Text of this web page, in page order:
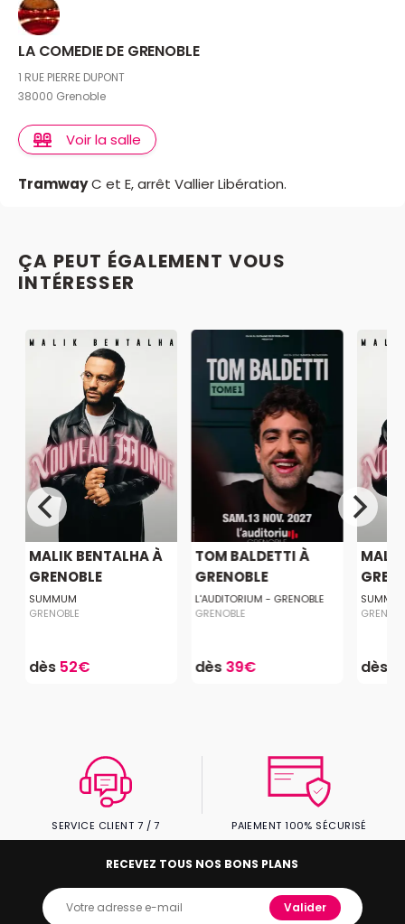
LA COMEDIE DE GRENOBLE
1 RUE PIERRE DUPONT
38000 Grenoble
Voir la salle
TramwayC et E, arrêt Vallier Libération.
ÇA PEUT ÉGALEMENT VOUS
INTÉRESSER
MALIK BENTALHA À
GRENOBLE
SUMMUM
GRENOBLE
dès 52€
TOM BALDETTI À
GRENOBLE
L'AUDITORIUM - GRENOBLE
GRENOBLE
dès39€ dès
SERVICE CLIENT 7 / 7 PAIEMENT 100% SÉCURISÉ
RECEVEZ TOUS NOS BONS PLANS
Valider